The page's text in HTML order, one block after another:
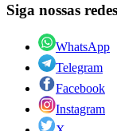
Siga nossas redes
WhatsApp
Telegram
Facebook
Instagram